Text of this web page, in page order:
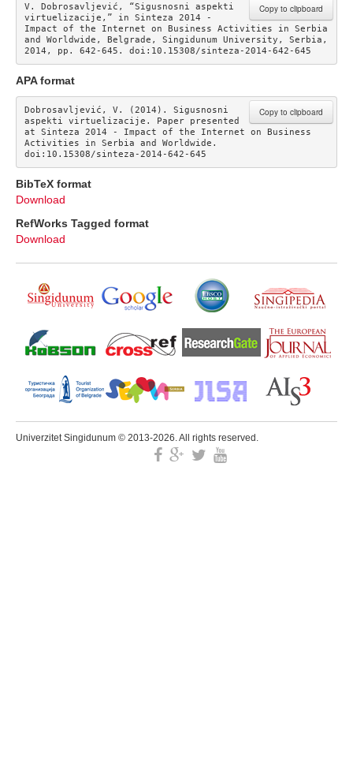
Copy to clipboard
V. Dobrosavljević, “Sigusnosni aspekti
virtuelizacije,” in Sinteza 2014 -
Impact of the Internet on Business Activities in Serbia
and Worldwide, Belgrade, Singidunum University, Serbia,
2014, pp. 642-645. doi:10.15308/sinteza-2014-642-645
APA format
Copy to clipboard
Dobrosavljević, V. (2014). Sigusnosni
aspekti virtuelizacije. Paper presented
at Sinteza 2014 - Impact of the Internet on Business
Activities in Serbia and Worldwide.
doi:10.15308/sinteza-2014-642-645
BibTeX format
Download
RefWorks Tagged format
Download
Univerzitet Singidunum © 2013-2026. All rights reserved.